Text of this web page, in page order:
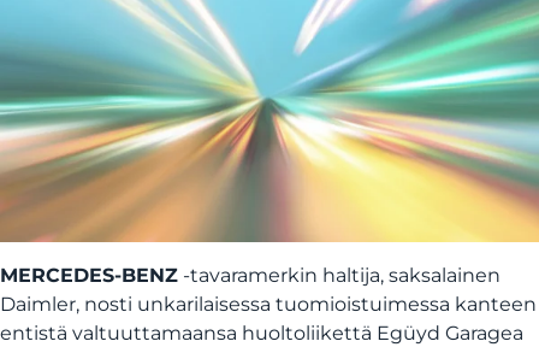
MERCEDES-BENZ -tavaramerkin haltija, saksalainen
Daimler, nosti unkarilaisessa tuomioistuimessa kanteen
entistä valtuuttamaansa huoltoliikettä Egüyd Garagea